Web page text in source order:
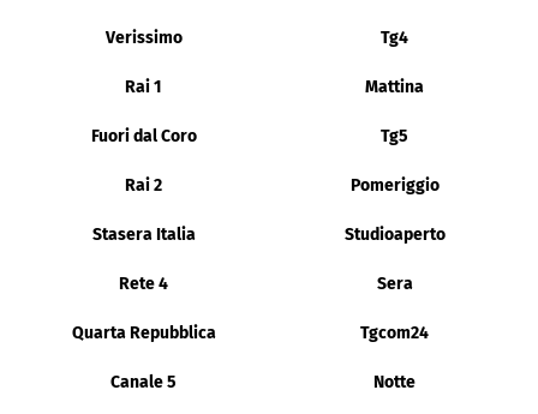
Verissimo Tg4
Rai 1 Mattina
Fuori dal Coro Tg5
Rai 2 Pomeriggio
Stasera Italia Studioaperto
Rete 4 Sera
Quarta Repubblica Tgcom24
Canale 5 Notte